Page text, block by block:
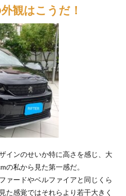
観はこうだ！
インのせいか特に高さを感じ、大
の私から見た第一感だ。
ァードやベルファイアと同じくら
た感覚ではそれらより若干大きく